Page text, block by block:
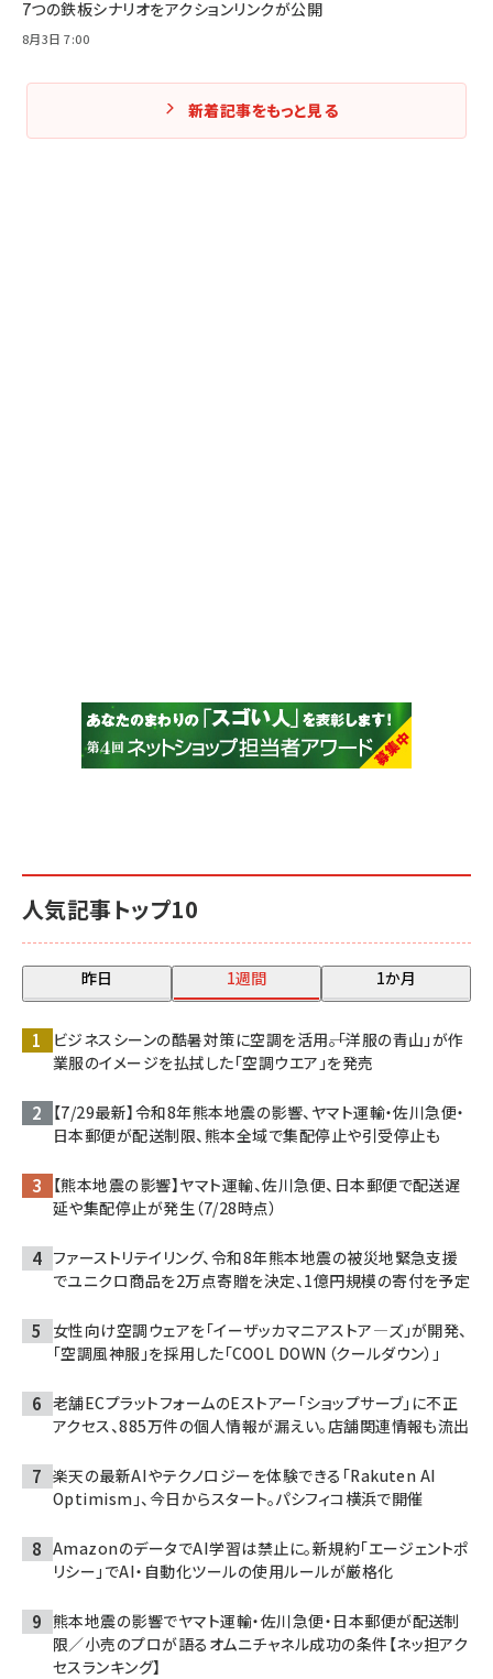
人気記事トップ10
昨日 1週間 1か月
ビジネスシーンの酷暑対策に空調を活用――。「洋服の青山」が作
業服のイメージを払拭した「空調ウエア」を発売
【7/29最新】令和8年熊本地震の影響、ヤマト運輸・佐川急便・
日本郵便が配送制限、熊本全域で集配停止や引受停止も
【熊本地震の影響】ヤマト運輸、佐川急便、日本郵便で配送遅
延や集配停止が発生（7/28時点）
ファーストリテイリング、令和8年熊本地震の被災地緊急支援
でユニクロ商品を2万点寄贈を決定、1億円規模の寄付を予定
女性向け空調ウェアを「イーザッカマニアストア―ズ」が開発、
「空調風神服」を採用した「COOL DOWN（クールダウン）」
老舗ECプラットフォームのEストアー「ショップサーブ」に不正
アクセス、885万件の個人情報が漏えい。店舗関連情報も流出
楽天の最新AIやテクノロジーを体験できる「Rakuten AI
Optimism」、今日からスタート。パシフィコ横浜で開催
AmazonのデータでAI学習は禁止に。新規約「エージェントポ
リシー」でAI・自動化ツールの使用ルールが厳格化
熊本地震の影響でヤマト運輸・佐川急便・日本郵便が配送制
限／小売のプロが語るオムニチャネル成功の条件【ネッ担アク
セスランキング】
7つの鉄板シナリオをアクションリンクが公開
8月3日 7:00
新着記事をもっと見る